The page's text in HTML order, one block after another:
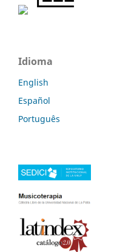
Idioma
English
Español
Português